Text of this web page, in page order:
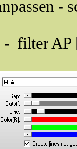
-
- filter